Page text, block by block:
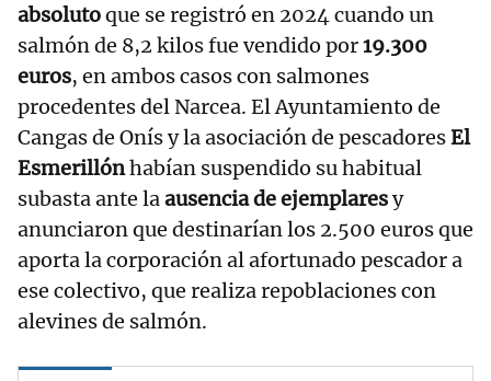
absolutoque se registró en 2024 cuando un
salmón de 8,2 kilos fue vendido por19.300
euros, en ambos casos con salmones
procedentes del Narcea. El Ayuntamiento de
Cangas de Onís y la asociación de pescadoresEl
Esmerillónhabían suspendido su habitual
subasta ante laausencia de ejemplaresy
anunciaron que destinarían los 2.500 euros que
aporta la corporación al afortunado pescador a
ese colectivo, que realiza repoblaciones con
alevines de salmón.